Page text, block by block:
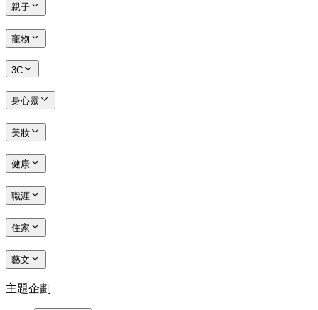
親子
寵物
3C
身心靈
美妝
健康
職涯
住家
藝文
主題企劃